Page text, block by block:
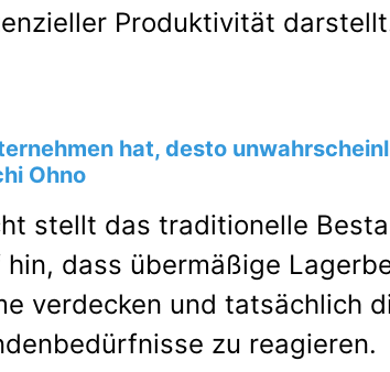
Produktivität
hat, desto
Ohno
stellt das traditionelle
dass übermäßige
verdecken und tatsächlich
zu reagieren.